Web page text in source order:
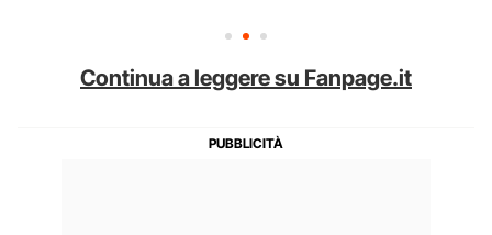
Continua a leggere su Fanpage.it